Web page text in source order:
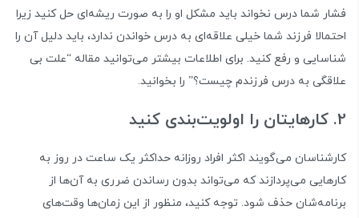
فشار شما درس نخواند باید مشکل او را به صورت ریشه‌ای حل کنید زیرا
احتمالا فرزند شما خیلی علاقه‌ای به درس خواندن ندارد، باید دلیل آن را
شناسایی و رفع کنید. برای اطلاعات بیشتر می‌توانید مقاله “علت بی
علاقگی به درس فرزندم چیست؟” را بخوانید.
2. کارهایتان را اولویت‌بندی کنید
کارشناسان می‌گویند اکثر افراد روزانه حداکثر یک ساعت در روز به
کارهایی می‌پردازند که می‌تواند بدون رساندن ضرری به آن‌ها از
برنامه‌شان حذف شود. توجه کنید، منظور از این زمان‌ها وقت‌های